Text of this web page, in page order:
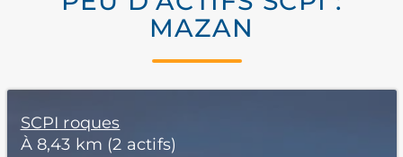
MAZAN
SCPI roques
À 8,43 km (2 actifs)